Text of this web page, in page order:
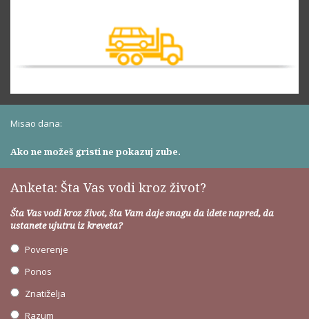
Misao dana:
Ako ne možeš gristi ne pokazuj zube.
Anketa: Šta Vas vodi kroz život?
Šta Vas vodi kroz život, šta Vam daje snagu da idete napred, da
ustanete ujutru iz kreveta?
Poverenje
Ponos
Znatiželja
Razum